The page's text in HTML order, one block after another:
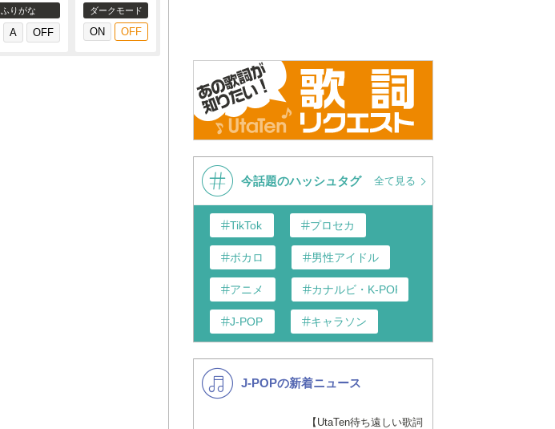
ふりがな ダークモード
今話題のハッシュタグ 全て見る
TikTok プロセカ
ボカロ 男性アイドル
アニメ カナルビ・K-POP和訳
J-POP キャラソン
K-POP 演歌・歌謡
洋楽
J-POPの新着ニュース
【UtaTen待ち遠しい歌詞